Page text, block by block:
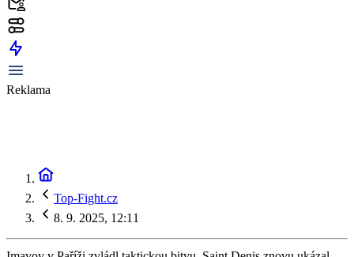
Reklama
Top-Fight.cz
8. 9. 2025, 12:11